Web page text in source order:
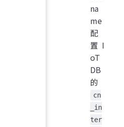
na
me
配
置I
oT
DB
的
cn
_in
ter